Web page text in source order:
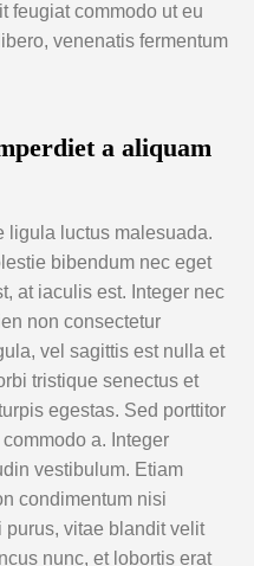
feugiat commodo ut eu
venenatis fermentum
a aliquam
ligula luctus malesuada.
bibendum nec eget
at iaculis est. Integer nec
non consectetur
vel sagittis est nulla et
tristique senectus et
egestas. Sed porttitor
a. Integer
vestibulum. Etiam
condimentum nisi
vitae blandit velit
nunc, et lobortis erat